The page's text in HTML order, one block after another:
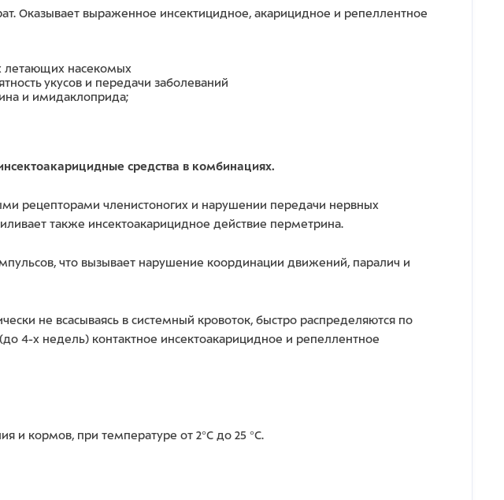
Оказывает выраженное инсектицидное, акарицидное и репеллентное
летающих насекомых
укусов и передачи заболеваний
и имидаклоприда;
средства в комбинациях.
рецепторами членистоногих и нарушении передачи нервных
также инсектоакарицидное действие перметрина.
что вызывает нарушение координации движений, паралич и
не всасываясь в системный кровоток, быстро распределяются по
4-х недель) контактное инсектоакарицидное и репеллентное
и кормов, при температуре от 2°С до 25 °С.